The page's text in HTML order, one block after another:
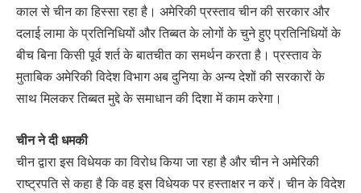
काल से चीन का हिस्सा रहा है। अमेरिकी प्रस्ताव चीन की सरकार और
दलाई लामा के प्रतिनिधियों और तिब्बत के लोगों के चुने हुए प्रतिनिधियों के
बीच बिना किसी पूर्व शर्त के बातचीत का समर्थन करता है। प्रस्ताव के
मुताबिक अमेरिकी विदेश विभाग अब दुनिया के अन्य देशों की सरकारों के
साथ मिलकर तिब्बत मुद्दे के समाधान की दिशा में काम करेगा।
चीन ने दी धमकी
चीन द्वारा इस विधेयक का विरोध किया जा रहा है और चीन ने अमेरिकी
राष्ट्रपति से कहा है कि वह इस विधेयक पर हस्ताक्षर न करें। चीन के विदेश